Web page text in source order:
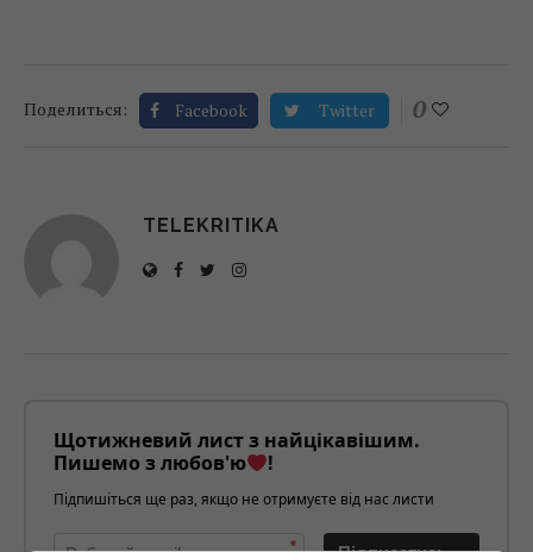
Поделиться: Facebook Twitter 0
TELEKRITIKA
Щотижневий лист з найцікавішим.
Пишемо з любов'ю
!
Підпишіться ще раз, якщо не отримуєте від нас листи
*